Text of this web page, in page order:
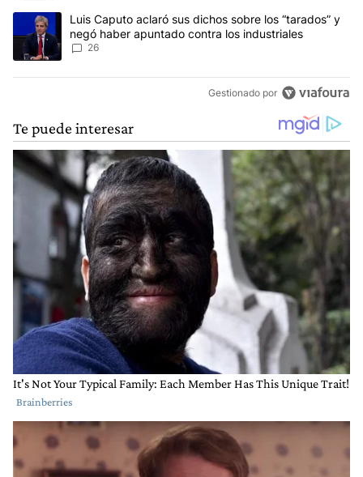
Un artículo de tendencia con el título "Luis Caputo aclaró sus
Luis Caputo aclaró sus dichos sobre los “tarados” y
negó haber apuntado contra los industriales
26
Gestionado por